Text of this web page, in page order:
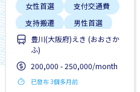
女性首選
支付交通費
支持搬遷
男性首選
自行車停放處
週末&節假日休息
靠近車站
豊川(大阪府)えき (おおさか
ふ)
200,000 - 250,000/month
已發布 3個多月前